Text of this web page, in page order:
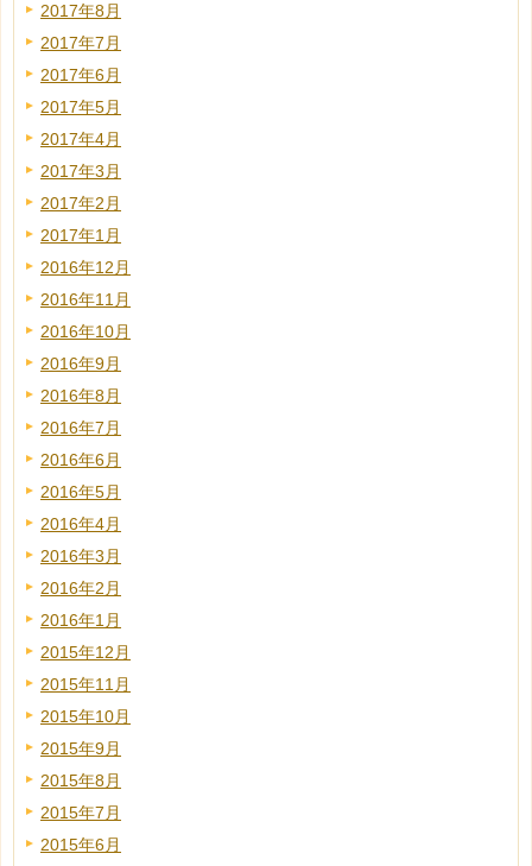
2017年8月
2017年7月
2017年6月
2017年5月
2017年4月
2017年3月
2017年2月
2017年1月
2016年12月
2016年11月
2016年10月
2016年9月
2016年8月
2016年7月
2016年6月
2016年5月
2016年4月
2016年3月
2016年2月
2016年1月
2015年12月
2015年11月
2015年10月
2015年9月
2015年8月
2015年7月
2015年6月